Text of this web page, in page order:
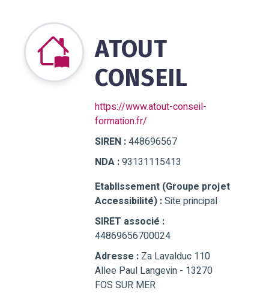
ATOUT
CONSEIL
https://www.atout-conseil-
formation.fr/
SIREN :448696567
NDA :93131115413
Etablissement (Groupe projet
Accessibilité) :Site principal
SIRET associé :
44869656700024
Adresse : Za Lavalduc 110
Allee Paul Langevin - 13270
FOS SUR MER